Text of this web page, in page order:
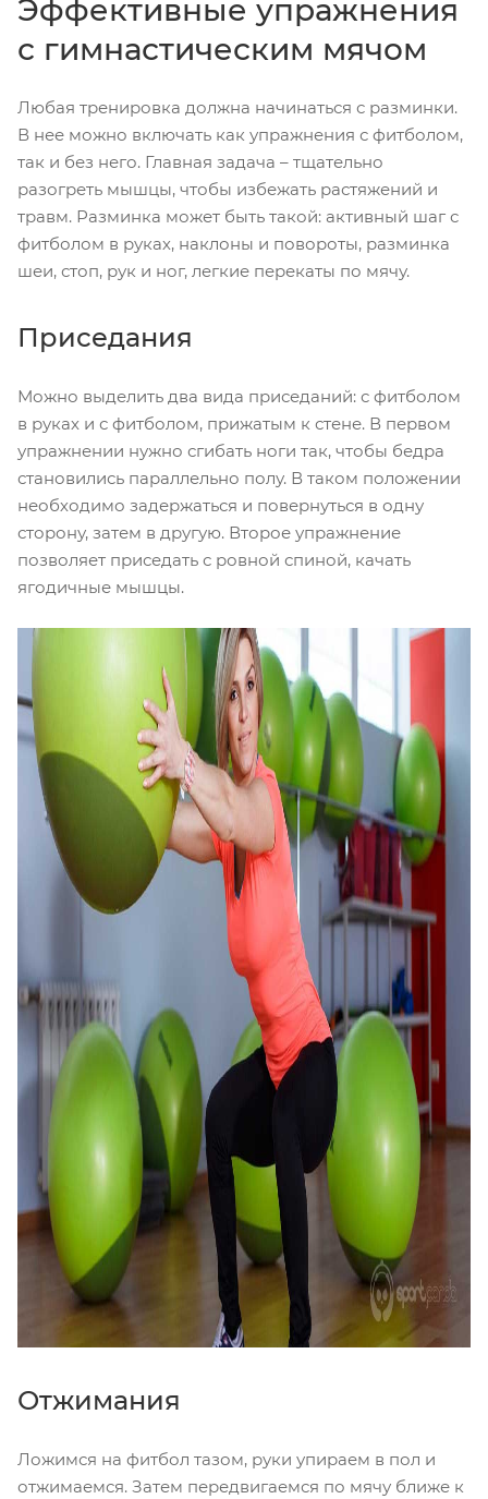
Эффективные упражнения
с гимнастическим мячом
Любая тренировка должна начинаться с разминки.
В нее можно включать как упражнения с фитболом,
так и без него. Главная задача – тщательно
разогреть мышцы, чтобы избежать растяжений и
травм. Разминка может быть такой: активный шаг с
фитболом в руках, наклоны и повороты, разминка
шеи, стоп, рук и ног, легкие перекаты по мячу.
Приседания
Можно выделить два вида приседаний: с фитболом
в руках и с фитболом, прижатым к стене. В первом
упражнении нужно сгибать ноги так, чтобы бедра
становились параллельно полу. В таком положении
необходимо задержаться и повернуться в одну
сторону, затем в другую. Второе упражнение
позволяет приседать с ровной спиной, качать
ягодичные мышцы.
Отжимания
Ложимся на фитбол тазом, руки упираем в пол и
отжимаемся. Затем передвигаемся по мячу ближе к